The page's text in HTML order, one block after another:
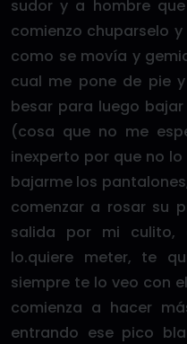
sudor y a hombre
comienzo chuparselo
como se movía y
cual me pone de pie
besar para luego
(cosa que no me
inexperto por que no
bajarme los
comenzar a rosar su
salida por mi
lo.quiere meter, te
siempre te lo veo con
comienza a hacer
entrando ese pico